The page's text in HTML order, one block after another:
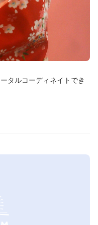
タルコーディネイトでき